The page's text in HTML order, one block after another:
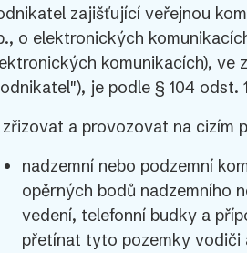
zajišťující veřejnou
o elektronických
komunikacích), ve
je podle § 104 odst.
zřizovat a provozovat na cizím
nadzemní nebo podzemní
opěrných bodů nadzemního
vedení, telefonní budky a
přetínat tyto pozemky vodiči